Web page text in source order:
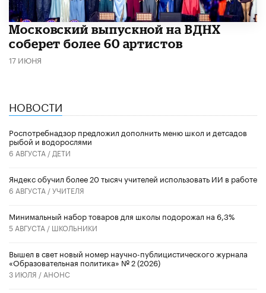
Московский выпускной на ВДНХ
соберет более 60 артистов
17 ИЮНЯ
НОВОСТИ
Роспотребнадзор предложил дополнить меню школ и детсадов
рыбой и водорослями
6 АВГУСТА / ДЕТИ
​Яндекс обучил более 20 тысяч учителей использовать ИИ в работе
6 АВГУСТА /УЧИТЕЛЯ
Минимальный набор товаров для школы подорожал на 6,3%
5 АВГУСТА / ШКОЛЬНИКИ
Вышел в свет новый номер научно-публицистического журнала
«Образовательная политика» № 2 (2026)
3 ИЮЛЯ / АНОНС